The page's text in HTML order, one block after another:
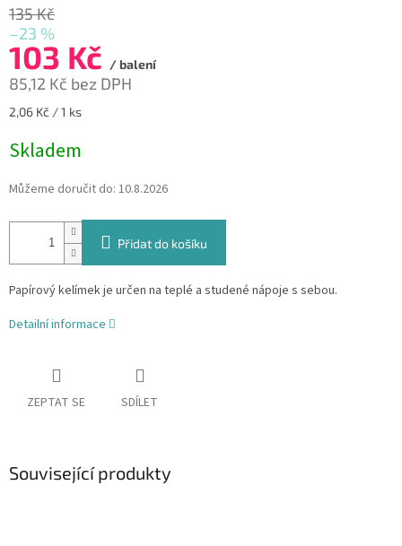
135 Kč
–23 %
103 Kč / balení
85,12 Kč bez DPH
Měrná
2,06 Kč / 1 ks
Skladem
Můžeme doručit do: 10.8.2026
Přidat do košíku
Papírový kelímek je určen na teplé a studené nápoje s sebou.
Detailní informace
ZEPTAT SE SDÍLET
Související produkty